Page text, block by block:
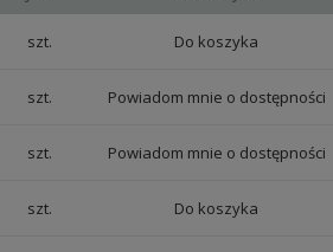
szt.
szt. Powiadom mnie o dostępności
szt. Powiadom mnie o dostępności
szt.